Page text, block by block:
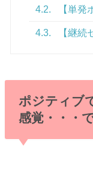
4.2. 【単発
4.3. 【継続
ポジティブ
感覚・・・